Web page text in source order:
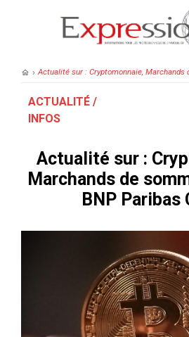
› Actualité sur : Cryptomonnaie, Marchands
ACTUALITÉ /
INFOS
Actualité sur :
Marchands de
BNP Paribas